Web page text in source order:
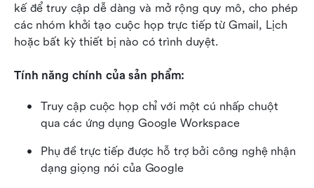
kế để truy cập dễ dàng và mở rộng quy mô, cho phép
các nhóm khởi tạo cuộc họp trực tiếp từ Gmail, Lịch
hoặc bất kỳ thiết bị nào có trình duyệt.
Tính năng chính của sản phẩm:
Truy cập cuộc họp chỉ với một cú nhấp chuột
qua các ứng dụng Google Workspace
Phụ đề trực tiếp được hỗ trợ bởi công nghệ nhận
dạng giọng nói của Google